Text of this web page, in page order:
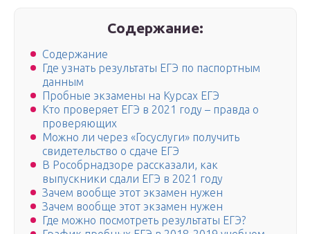
Содержание:
Содержание
Где узнать результаты ЕГЭ по паспортным
данным
Пробные экзамены на Курсах ЕГЭ
Кто проверяет ЕГЭ в 2021 году – правда о
проверяющих
Можно ли через «Госуслуги» получить
свидетельство о сдаче ЕГЭ
В Рособрнадзоре рассказали, как
выпускники сдали ЕГЭ в 2021 году
Зачем вообще этот экзамен нужен
Зачем вообще этот экзамен нужен
Где можно посмотреть результаты ЕГЭ?